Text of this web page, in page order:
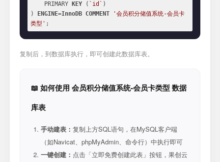
    PRIMARY
KEY ( `id` )
)
ENGINE=InnoDB COMMENT
'会员积分储值系统-会员卡
类型' ;
复制后，到数据库执行，即可创建此数据库表。
📖 如何使用 会员积分储值系统-会员卡类型 数据
库表
手动建表： 复制上方SQL语句，在MySQL客户端
（如Navicat、phpMyAdmin、命令行）中执行即可
一键创建： 点击「立即免费创建此表」按钮，果创云